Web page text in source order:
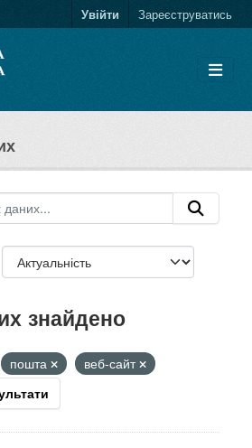
Увійти Зареєструватись
знайдено
пошта
веб-сайт